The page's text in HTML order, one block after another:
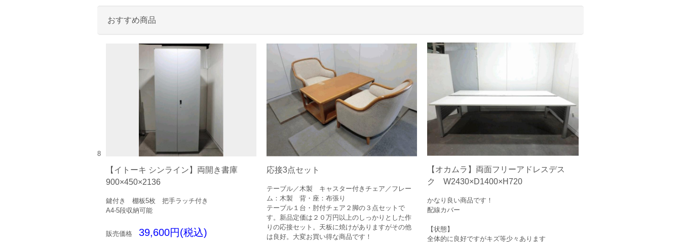
おすすめ商品
8
【イトーキ シンライン】両開き書庫
900×450×2136
鍵付き 棚板5枚 把手ラッチ付き
A4-5段収納可能
販売価格 39,600円(税込)
応接3点セット
テーブル／木製 キャスター付きチェア／フレー
ム：木製 背・座：布張り
テーブル１台・肘付チェア２脚の３点セットで
す。新品定価は２０万円以上のしっかりとした作
りの応接セット。天板に焼けがありますがその他
は良好。大変お買い得な商品です！
【オカムラ】両面フリーアドレスデス
ク W2430×D1400×H720
かなり良い商品です！
配線カバー
【状態】
全体的に良好ですがキズ等少々あります